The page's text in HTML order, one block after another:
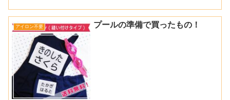
アイロン不要 プールの準備で買ったもの！